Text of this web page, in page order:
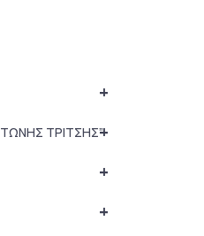
+
+
ΤΡΙΤΣΗΣ”
+
+